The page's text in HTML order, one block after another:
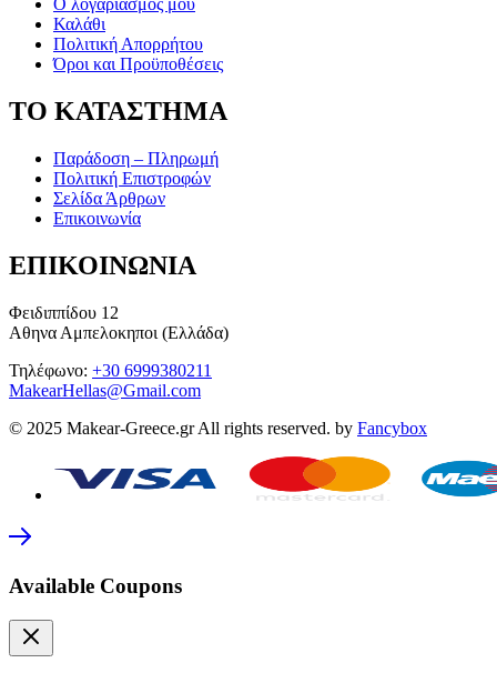
Ο λογαριασμός μου
Καλάθι
Πολιτική Απορρήτου
Όροι και Προϋποθέσεις
ΤΟ ΚΑΤΑΣΤΗΜΑ
Παράδοση – Πληρωμή
Πολιτική Επιστροφών
Σελίδα Άρθρων
Επικοινωνία
ΕΠΙΚΟΙΝΩΝΙΑ
Φειδιππίδου 12
Αθηνα Αμπελοκηποι (Ελλάδα)
Τηλέφωνο: +30 6999380211
MakearHellas@Gmail.com
© 2025 Makear-Greece.gr All rights reserved. by Fancybox
Available Coupons